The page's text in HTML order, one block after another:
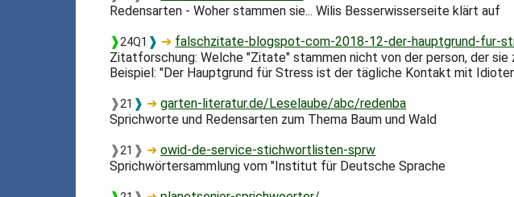
Redensarten - Woher stammen sie... Wilis Besserwisserseite klärt auf
❱24Q1 ❱ ➜ falschzitate-blogspot-com-2018-12-der-hauptgrund-fur-
Zitatforschung: Welche "Zitate" stammen nicht von der person, der
Beispiel: "Der Hauptgrund für Stress ist der tägliche Kontakt mit
❱21 ❱ ➜garten-literatur.de/Leselaube/abc/redenba
Sprichworte und Redensarten zum Thema Baum und Wald
❱21 ❱ ➜owid-de-service-stichwortlisten-sprw
Sprichwörtersammlung vom "Institut für Deutsche Sprache